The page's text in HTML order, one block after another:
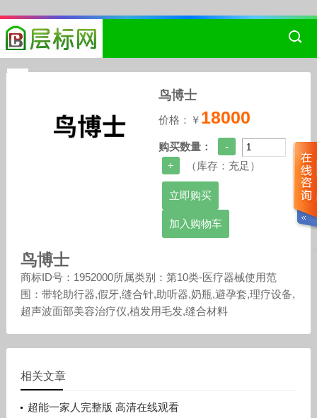
鸟博士
价格：￥ 18000
购买数量：
（库存： 充足 ）
加入购物车
鸟博士
商标ID号：1952000所属类别：第10类-医疗器械使用范
围：带轮助行器,假牙,缝合针,助听器,奶瓶,避孕套,理疗设备,
超声波面部美容治疗仪,植发用毛发,缝合材料
相关文章
超能一家人完整版 高清在线观看